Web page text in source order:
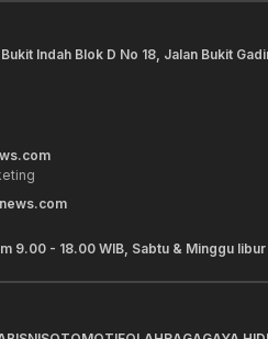
Indah Blok D No 18, Jalan Bukit
9.00 - 18.00 WIB, Sabtu & Minggu libur